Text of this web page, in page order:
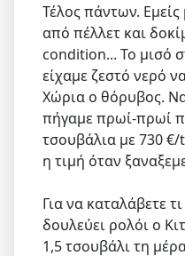
Τέλος πάντων.
από πέλλετ και
condition... Το μισό
είχαμε ζεστό νερό
Χώρια ο θόρυβος.
πήγαμε πρωί-πρωί
τσουβάλια με 730 €/
η τιμή όταν
Για να καταλάβετε
δουλεύει ρολόι ο
1,5 τσουβάλι τη